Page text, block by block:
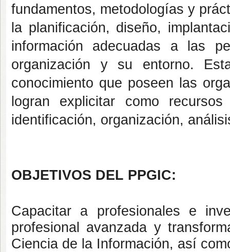
fundamentos, metodologías y
la planificación, diseño,
información adecuadas a las
organización y su entorno.
conocimiento que poseen las
logran explicitar como
identificación, organización,
OBJETIVOS DEL PPGIC:
Capacitar a profesionales e
profesional avanzada y
Ciencia de la Información, así